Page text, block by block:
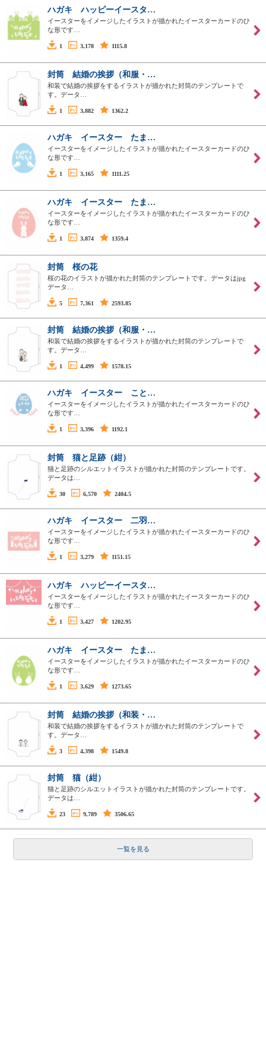
ハガキ ハッピーイースタ…
イースターをイメージしたイラストが描かれたイースターカードのひ
な形です…
1 3,178 1115.8
封筒 結婚の挨拶（和服・…
和装で結婚の挨拶をするイラストが描かれた封筒のテンプレートで
す。データ…
1 3,882 1362.2
ハガキ イースター たま…
イースターをイメージしたイラストが描かれたイースターカードのひ
な形です…
1 3,165 1111.25
ハガキ イースター たま…
イースターをイメージしたイラストが描かれたイースターカードのひ
な形です…
1 3,874 1359.4
封筒 桜の花
桜の花のイラストが描かれた封筒のテンプレートです。データはjpg
データ…
5 7,361 2593.85
封筒 結婚の挨拶（和服・…
和装で結婚の挨拶をするイラストが描かれた封筒のテンプレートで
す。データ…
1 4,499 1578.15
ハガキ イースター こと…
イースターをイメージしたイラストが描かれたイースターカードのひ
な形です…
1 3,396 1192.1
封筒 猫と足跡（紺）
猫と足跡のシルエットイラストが描かれた封筒のテンプレートです。
データは…
30 6,570 2404.5
ハガキ イースター 二羽…
イースターをイメージしたイラストが描かれたイースターカードのひ
な形です…
1 3,279 1151.15
ハガキ ハッピーイースタ…
イースターをイメージしたイラストが描かれたイースターカードのひ
な形です…
1 3,427 1202.95
ハガキ イースター たま…
イースターをイメージしたイラストが描かれたイースターカードのひ
な形です…
1 3,629 1273.65
封筒 結婚の挨拶（和装・…
和装で結婚の挨拶をするイラストが描かれた封筒のテンプレートで
す。データ…
3 4,398 1549.8
封筒 猫（紺）
猫と足跡のシルエットイラストが描かれた封筒のテンプレートです。
データは…
23 9,789 3506.65
一覧を見る